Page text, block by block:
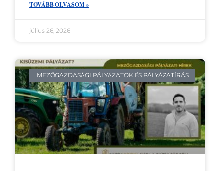
TOVÁBB OLVASOM »
július 26, 2026
MEZŐGAZDASÁGI PÁLYÁZATOK ÉS PÁLYÁZATÍRÁS